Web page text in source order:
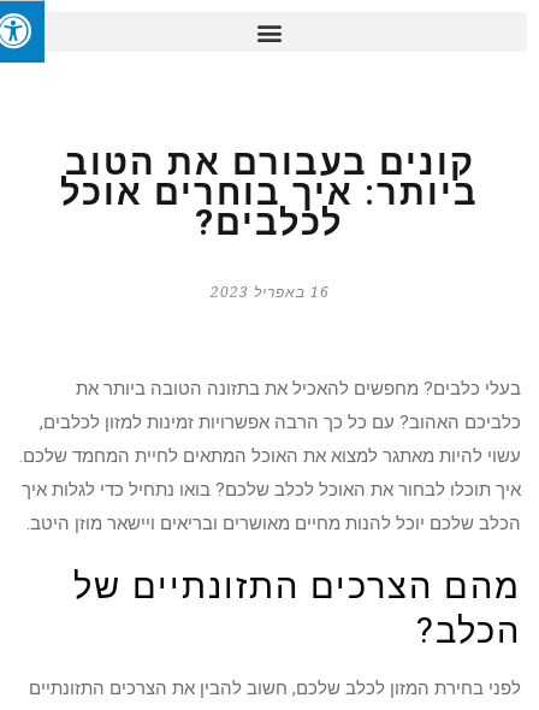
קונים בעבורם את הטוב
ביותר: איך בוחרים אוכל
לכלבים?
16 באפריל 2023
בעלי כלבים? מחפשים להאכיל את בתזונה הטובה ביותר את
כלביכם האהוב? עם כל כך הרבה אפשרויות זמינות למזון לכלבים,
עשוי להיות מאתגר למצוא את האוכל המתאים לחיית המחמד שלכם.
איך תוכלו לבחור את האוכל לכלב שלכם? בואו נתחיל כדי לגלות איך
הכלב שלכם יוכל להנות מחיים מאושרים ובריאים ויישאר מוזן היטב.
מהם הצרכים התזונתיים של
הכלב?
לפני בחירת המזון לכלב שלכם, חשוב להבין את הצרכים התזונתיים